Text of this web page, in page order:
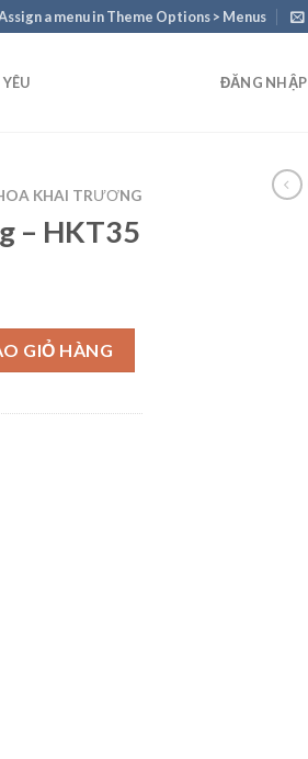
a menu in Theme Options > Menus
ĐĂNG NHẬP
KHAI TRƯƠNG
– HKT35
GIỎ HÀNG